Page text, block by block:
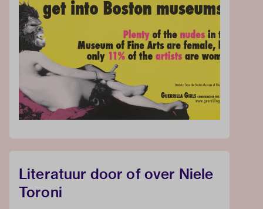
Literatuur door of over Niele
Toroni